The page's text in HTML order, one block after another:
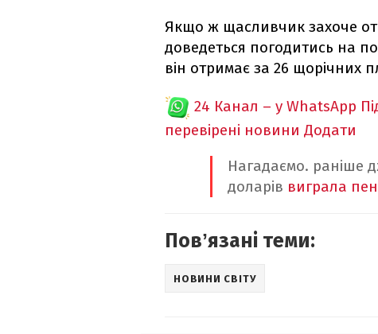
Якщо ж щасливчик захоче
доведеться погодитись на
він отримає за 26 щорічних
24 Канал – у WhatsApp
перевірені новини Додати
Нагадаємо. раніше
доларів виграла
Повʼязані теми:
НОВИНИ СВІТУ